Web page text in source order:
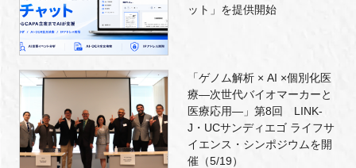
ット」を提供開始
「ゲノム解析 × AI ×個別化医
療―次世代バイオマーカーと
医療応用―」第8回 LINK-
J・UCサンディエゴ ライフサ
イエンス・シンポジウムを開
催（5/19）